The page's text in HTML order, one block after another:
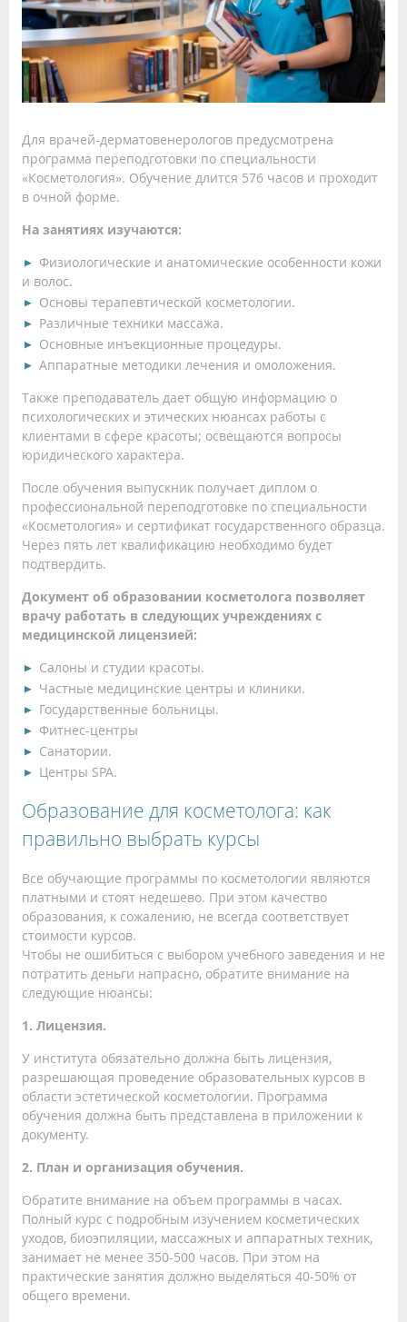
Для врачей-дерматовенерологов предусмотрена
программа переподготовки по специальности
«Косметология». Обучение длится 576 часов и проходит
в очной форме.
На занятиях изучаются:
Физиологические и анатомические особенности кожи
и волос.
Основы терапевтической косметологии.
Различные техники массажа.
Основные инъекционные процедуры.
Аппаратные методики лечения и омоложения.
Также преподаватель дает общую информацию о
психологических и этических нюансах работы с
клиентами в сфере красоты; освещаются вопросы
юридического характера.
После обучения выпускник получает диплом о
профессиональной переподготовке по специальности
«Косметология» и сертификат государственного образца.
Через пять лет квалификацию необходимо будет
подтвердить.
Документ об образовании косметолога позволяет
врачу работать в следующих учреждениях с
медицинской лицензией:
Салоны и студии красоты.
Частные медицинские центры и клиники.
Государственные больницы.
Фитнес-центры
Санатории.
Центры SPA.
Образование для косметолога: как
правильно выбрать курсы
Все обучающие программы по косметологии являются
платными и стоят недешево. При этом качество
образования, к сожалению, не всегда соответствует
стоимости курсов.
Чтобы не ошибиться с выбором учебного заведения и не
потратить деньги напрасно, обратите внимание на
следующие нюансы:
1. Лицензия.
У института обязательно должна быть лицензия,
разрешающая проведение образовательных курсов в
области эстетической косметологии. Программа
обучения должна быть представлена в приложении к
документу.
2. План и организация обучения.
Обратите внимание на объем программы в часах.
Полный курс с подробным изучением косметических
уходов, биоэпиляции, массажных и аппаратных техник,
занимает не менее 350-500 часов. При этом на
практические занятия должно выделяться 40-50% от
общего времени.